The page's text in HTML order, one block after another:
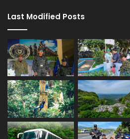
Last Modified Posts